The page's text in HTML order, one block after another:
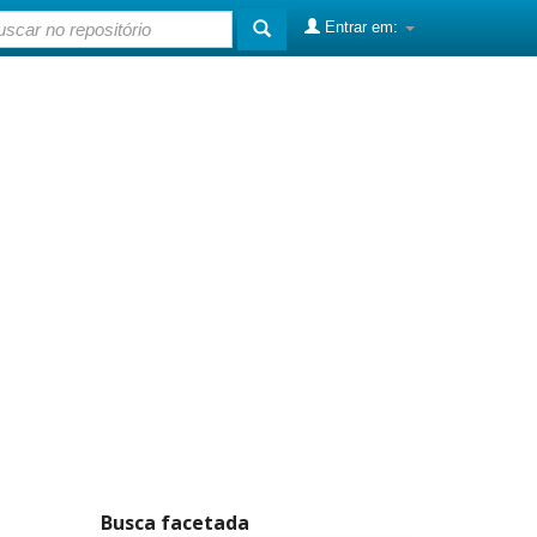
Entrar em:
Busca facetada